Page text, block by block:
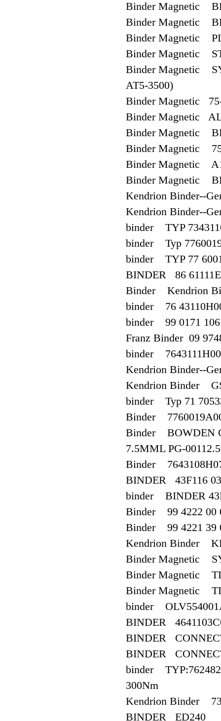
Binder Magnetic
Binder Magnetic
Binder Magnetic
Binder Magnetic
Binder Magnetic
AT5-3500)
Binder Magnetic
Binder Magnetic
Binder Magnetic
Binder Magnetic
Binder Magnetic
Binder Magnetic
Kendrion Binder--
Kendrion Binder--
binder TYP
binder Typ
binder TYP 77
BINDER 86
Binder Kendrion
binder 76
binder 99 0171
Franz Binder 09
binder 7643111H00
Kendrion Binder--
Kendrion Binder
binder Typ 71
Binder
Binder BOWDEN
7.5MML PG-
Binder
BINDER 43F116
binder BINDER
Binder 99 4222 00
Binder 99 4221 39
Kendrion Binder
Binder Magnetic
Binder Magnetic
Binder Magnetic
binder
BINDER
BINDER
BINDER
binder
300Nm
Kendrion Binder 73
BINDER ED240